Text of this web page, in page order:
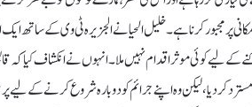
مجبور کرنا ہے۔خلیل الحیا نے الجزیرہ ٹی وی کے ساتھ ایک
کے لیے کوئی موثر اقدام نہیں ملا۔انہوں نے انکشاف کیا
کر دیا، لیکن وہ اپنے جرائم کو دوبارہ شروع کرنے کے